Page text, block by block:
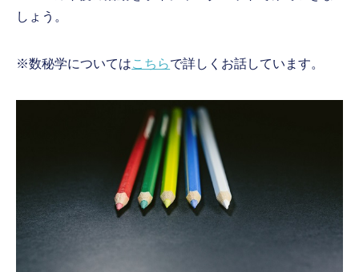
しょう。
※数秘学についてはこちらで詳しくお話しています。